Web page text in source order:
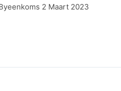
2 Maart 2023